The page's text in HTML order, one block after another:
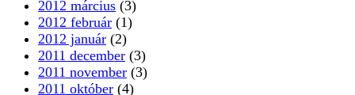
2012 március (3)
2012 február (1)
2012 január (2)
2011 december (3)
2011 november (3)
2011 október (4)